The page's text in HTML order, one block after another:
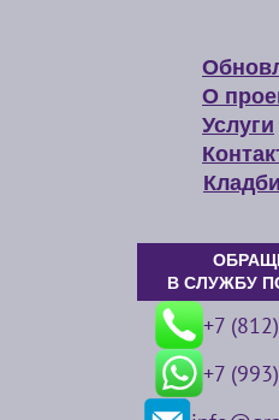
О
Услуги
В СЛУЖБУ
+7
+7